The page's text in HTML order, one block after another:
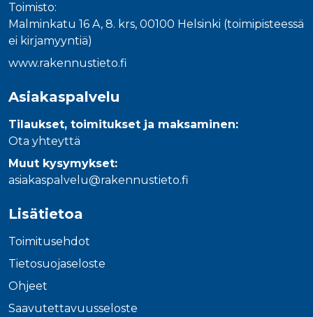
Toimisto:
Malminkatu 16 A, 8. krs, 00100 Helsinki (toimipisteessä
ei kirjamyyntiä)
www.rakennustieto.fi
Asiakaspalvelu
Tilaukset, toimitukset ja maksaminen:
Ota yhteyttä
Muut kysymykset:
asiakaspalvelu@rakennustieto.fi
Lisätietoa
Toimitusehdot
Tietosuojaseloste
Ohjeet
Saavutettavuusseloste